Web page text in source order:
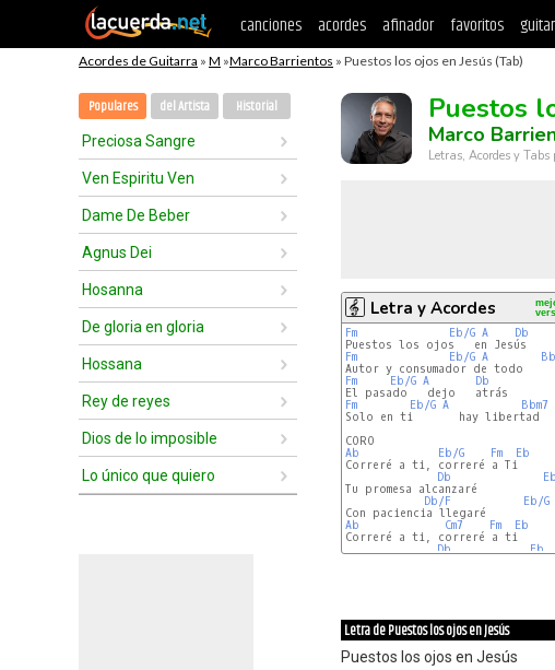
canciones acordes afinador favoritos
Acordes de Guitarra » M »Marco Barrientos » Puestos los ojos en Jesús (Tab)
Populares del Artista Historial
Preciosa Sangre
Ven Espiritu Ven
Dame De Beber
Agnus Dei
Hosanna
De gloria en gloria
Hossana
Rey de reyes
Dios de lo imposible
Lo único que quiero
Puestos
Marco
Letras, Acordes y
Letra y Acordes
Fm Eb/G A
Db
Fm
Eb/G A
Fm
Eb/G A
Db
Fm
Eb/G A Bbm7
Solo en ti       hay libertad
Ab
Eb/G Fm
Eb
Correré a ti, correré a Ti
Db
Eb
Tu promesa alcanzaré
Db/F
Eb/G
Ab
Cm7 Fm
Eb
Correré a ti, correré a ti
Db
Eb
Letra de Puestos los ojos en Jesús
Puestos los ojos en Jesús